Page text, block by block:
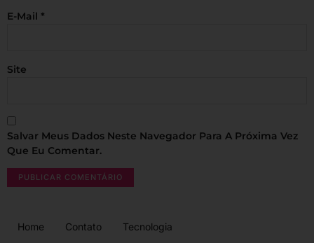
E-Mail *
Site
Salvar Meus Dados Neste Navegador Para A Próxima Vez
Que Eu Comentar.
Home Contato Tecnologia